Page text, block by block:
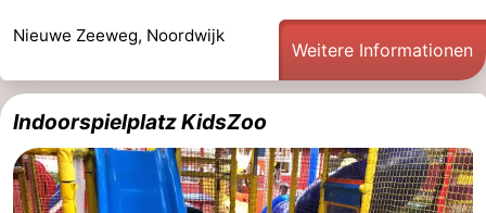
Denkmäler
-
Aussichtspunkte
Attraktionen
-
Nieuwe Zeeweg, Noordwijk
Weitere Informationen
Indoorspielplatz KidsZoo